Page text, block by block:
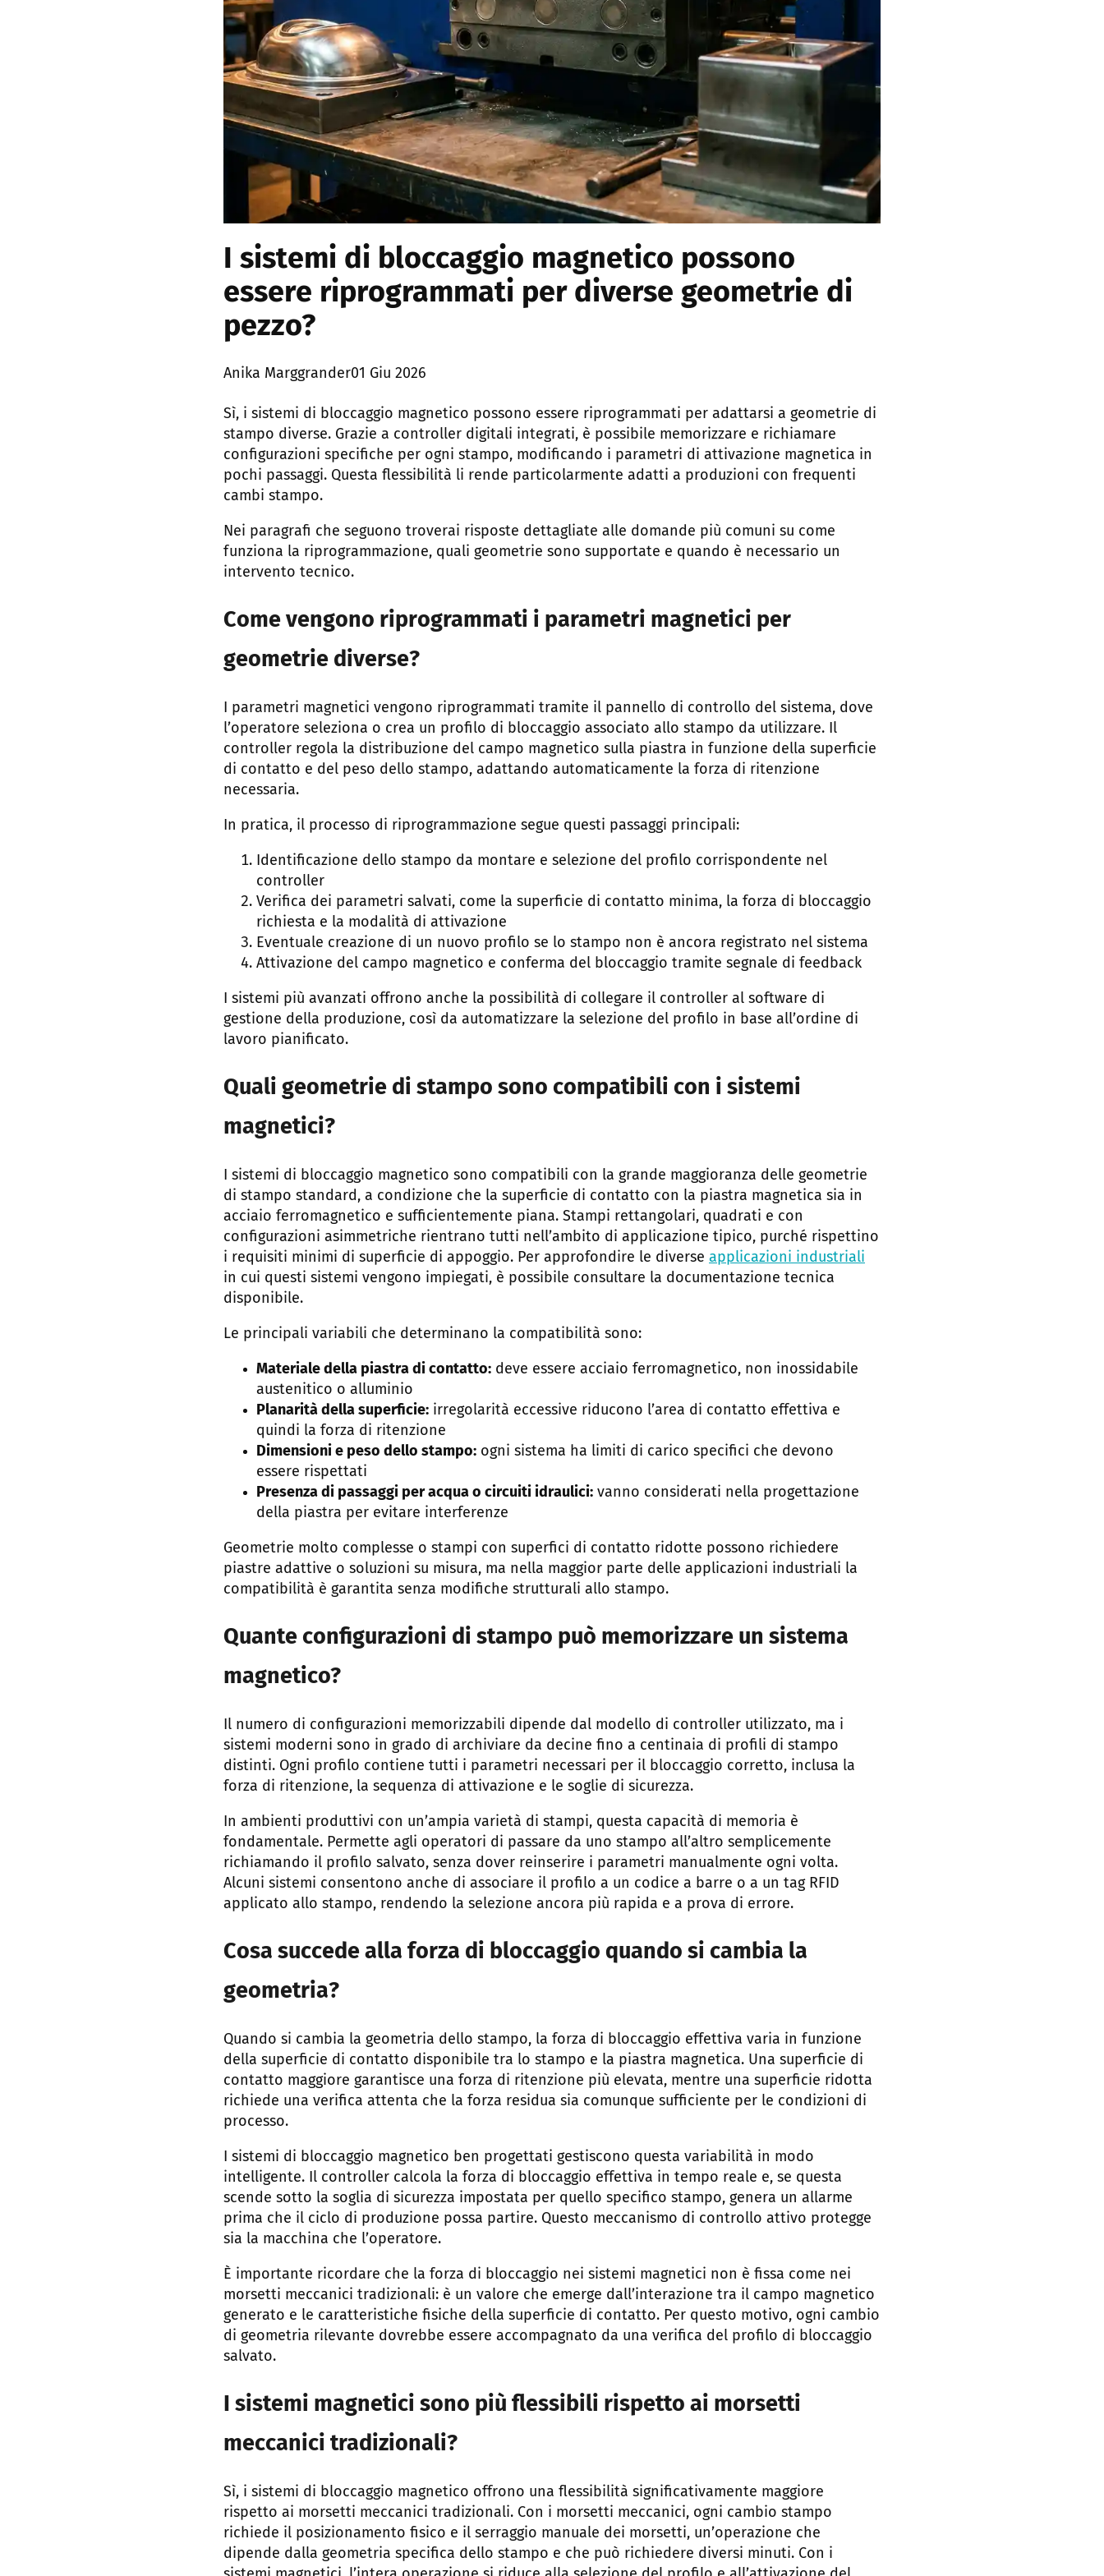
I sistemi di bloccaggio magnetico possono
essere riprogrammati per diverse geometrie di
pezzo?
Posted
Anika Marggrander01 Giu 2026
Sì, i sistemi di bloccaggio magnetico possono essere riprogrammati per adattarsi a geometrie di
stampo diverse. Grazie a controller digitali integrati, è possibile memorizzare e richiamare
configurazioni specifiche per ogni stampo, modificando i parametri di attivazione magnetica in
pochi passaggi. Questa flessibilità li rende particolarmente adatti a produzioni con frequenti
cambi stampo.
Nei paragrafi che seguono troverai risposte dettagliate alle domande più comuni su come
funziona la riprogrammazione, quali geometrie sono supportate e quando è necessario un
intervento tecnico.
Come vengono riprogrammati i parametri magnetici per
geometrie diverse?
I parametri magnetici vengono riprogrammati tramite il pannello di controllo del sistema, dove
l’operatore seleziona o crea un profilo di bloccaggio associato allo stampo da utilizzare. Il
controller regola la distribuzione del campo magnetico sulla piastra in funzione della superficie
di contatto e del peso dello stampo, adattando automaticamente la forza di ritenzione
necessaria.
In pratica, il processo di riprogrammazione segue questi passaggi principali:
Identificazione dello stampo da montare e selezione del profilo corrispondente nel
controller
Verifica dei parametri salvati, come la superficie di contatto minima, la forza di bloccaggio
richiesta e la modalità di attivazione
Eventuale creazione di un nuovo profilo se lo stampo non è ancora registrato nel sistema
Attivazione del campo magnetico e conferma del bloccaggio tramite segnale di feedback
I sistemi più avanzati offrono anche la possibilità di collegare il controller al software di
gestione della produzione, così da automatizzare la selezione del profilo in base all’ordine di
lavoro pianificato.
Quali geometrie di stampo sono compatibili con i sistemi
magnetici?
I sistemi di bloccaggio magnetico sono compatibili con la grande maggioranza delle geometrie
di stampo standard, a condizione che la superficie di contatto con la piastra magnetica sia in
acciaio ferromagnetico e sufficientemente piana. Stampi rettangolari, quadrati e con
configurazioni asimmetriche rientrano tutti nell’ambito di applicazione tipico, purché rispettino
i requisiti minimi di superficie di appoggio. Per approfondire le diverse applicazioni industriali
in cui questi sistemi vengono impiegati, è possibile consultare la documentazione tecnica
disponibile.
Le principali variabili che determinano la compatibilità sono:
Materiale della piastra di contatto: deve essere acciaio ferromagnetico, non inossidabile
austenitico o alluminio
Planarità della superficie: irregolarità eccessive riducono l’area di contatto effettiva e
quindi la forza di ritenzione
Dimensioni e peso dello stampo: ogni sistema ha limiti di carico specifici che devono
essere rispettati
Presenza di passaggi per acqua o circuiti idraulici: vanno considerati nella progettazione
della piastra per evitare interferenze
Geometrie molto complesse o stampi con superfici di contatto ridotte possono richiedere
piastre adattive o soluzioni su misura, ma nella maggior parte delle applicazioni industriali la
compatibilità è garantita senza modifiche strutturali allo stampo.
Quante configurazioni di stampo può memorizzare un sistema
magnetico?
Il numero di configurazioni memorizzabili dipende dal modello di controller utilizzato, ma i
sistemi moderni sono in grado di archiviare da decine fino a centinaia di profili di stampo
distinti. Ogni profilo contiene tutti i parametri necessari per il bloccaggio corretto, inclusa la
forza di ritenzione, la sequenza di attivazione e le soglie di sicurezza.
In ambienti produttivi con un’ampia varietà di stampi, questa capacità di memoria è
fondamentale. Permette agli operatori di passare da uno stampo all’altro semplicemente
richiamando il profilo salvato, senza dover reinserire i parametri manualmente ogni volta.
Alcuni sistemi consentono anche di associare il profilo a un codice a barre o a un tag RFID
applicato allo stampo, rendendo la selezione ancora più rapida e a prova di errore.
Cosa succede alla forza di bloccaggio quando si cambia la
geometria?
Quando si cambia la geometria dello stampo, la forza di bloccaggio effettiva varia in funzione
della superficie di contatto disponibile tra lo stampo e la piastra magnetica. Una superficie di
contatto maggiore garantisce una forza di ritenzione più elevata, mentre una superficie ridotta
richiede una verifica attenta che la forza residua sia comunque sufficiente per le condizioni di
processo.
I sistemi di bloccaggio magnetico ben progettati gestiscono questa variabilità in modo
intelligente. Il controller calcola la forza di bloccaggio effettiva in tempo reale e, se questa
scende sotto la soglia di sicurezza impostata per quello specifico stampo, genera un allarme
prima che il ciclo di produzione possa partire. Questo meccanismo di controllo attivo protegge
sia la macchina che l’operatore.
È importante ricordare che la forza di bloccaggio nei sistemi magnetici non è fissa come nei
morsetti meccanici tradizionali: è un valore che emerge dall’interazione tra il campo magnetico
generato e le caratteristiche fisiche della superficie di contatto. Per questo motivo, ogni cambio
di geometria rilevante dovrebbe essere accompagnato da una verifica del profilo di bloccaggio
salvato.
I sistemi magnetici sono più flessibili rispetto ai morsetti
meccanici tradizionali?
Sì, i sistemi di bloccaggio magnetico offrono una flessibilità significativamente maggiore
rispetto ai morsetti meccanici tradizionali. Con i morsetti meccanici, ogni cambio stampo
richiede il posizionamento fisico e il serraggio manuale dei morsetti, un’operazione che
dipende dalla geometria specifica dello stampo e che può richiedere diversi minuti. Con i